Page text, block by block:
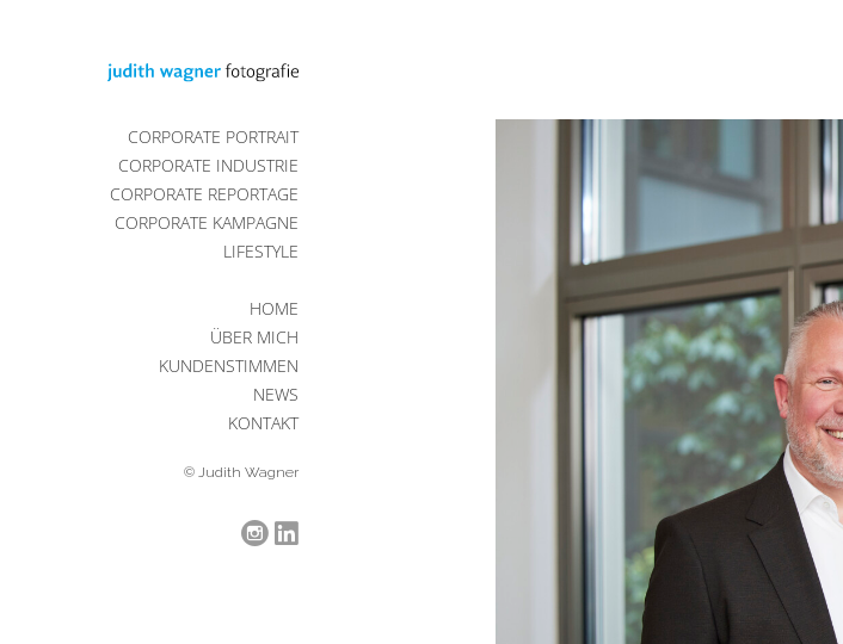
CORPORATE PORTRAIT
CORPORATE INDUSTRIE
CORPORATE REPORTAGE
CORPORATE KAMPAGNE
LIFESTYLE
HOME
ÜBER MICH
KUNDENSTIMMEN
NEWS
KONTAKT
© Judith Wagner